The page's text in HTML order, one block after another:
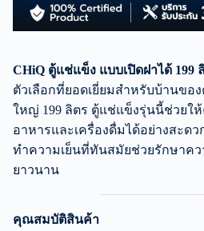
CHiQ ตู้แช่แข็ง แบบเปิดฝาได้ 199
ตัวเลือกที่ยอดเยี่ยมสำหรับบ้านข
ใหญ่ 199 ลิตร ตู้แช่แข็งรุ่นนี้ช่วยใ
อาหารและเครื่องดื่มได้อย่างสะด
ทำความเย็นที่ทันสมัยช่วยรักษาค
ยาวนาน
คุณสมบัติสินค้า